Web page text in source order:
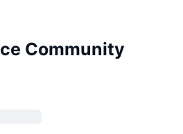
Community